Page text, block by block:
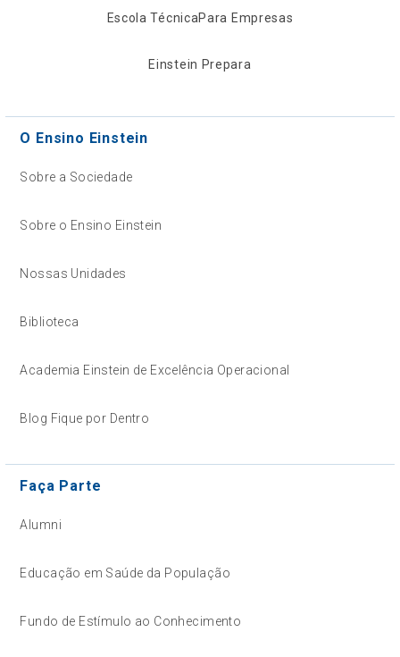
Escola TécnicaPara Empresas
Einstein Prepara
O Ensino Einstein
Sobre a Sociedade
Sobre o Ensino Einstein
Nossas Unidades
Biblioteca
Academia Einstein de Excelência Operacional
Blog Fique por Dentro
Faça Parte
Alumni
Educação em Saúde da População
Fundo de Estímulo ao Conhecimento